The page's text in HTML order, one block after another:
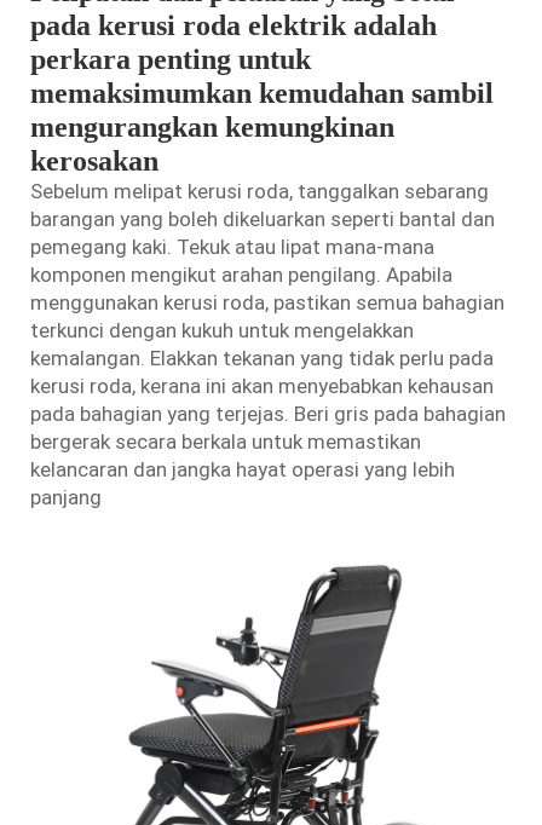
pada kerusi roda elektrik adalah
perkara penting untuk
memaksimumkan kemudahan sambil
mengurangkan kemungkinan
kerosakan
Sebelum melipat kerusi roda, tanggalkan sebarang
barangan yang boleh dikeluarkan seperti bantal dan
pemegang kaki. Tekuk atau lipat mana-mana
komponen mengikut arahan pengilang. Apabila
menggunakan kerusi roda, pastikan semua bahagian
terkunci dengan kukuh untuk mengelakkan
kemalangan. Elakkan tekanan yang tidak perlu pada
kerusi roda, kerana ini akan menyebabkan kehausan
pada bahagian yang terjejas. Beri gris pada bahagian
bergerak secara berkala untuk memastikan
kelancaran dan jangka hayat operasi yang lebih
panjang